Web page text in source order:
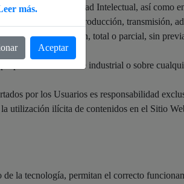
la Ley de Propiedad Intelectual, así como
prohibida la reproducción, transmisión,
y/o modificación, total o parcial, sin
intelectual e industrial o sobre
por los Usuarios es responsabilidad
utilización ilícita de contenidos en el Sitio
la tecnología, permitan el correcto
más.
Aceptar